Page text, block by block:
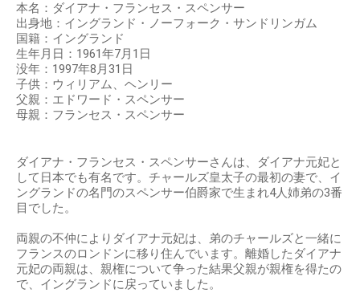
本名：ダイアナ・フランセス・スペンサー
出身地：イングランド・ノーフォーク・サンドリンガム
国籍：イングランド
生年月日：1961年7月1日
没年：1997年8月31日
子供：ウィリアム、ヘンリー
父親：エドワード・スペンサー
母親：フランセス・スペンサー
ダイアナ・フランセス・スペンサーさんは、ダイアナ元妃と
して日本でも有名です。チャールズ皇太子の最初の妻で、イ
ングランドの名門のスペンサー伯爵家で生まれ4人姉弟の3番
目でした。
両親の不仲によりダイアナ元妃は、弟のチャールズと一緒に
フランスのロンドンに移り住んでいます。離婚したダイアナ
元妃の両親は、親権について争った結果父親が親権を得たの
で、イングランドに戻っていました。